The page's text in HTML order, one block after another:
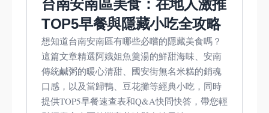
台南安南區美食：在地人激推
TOP5早餐與隱藏小吃全攻略
想知道台南安南區有哪些必嚐的隱藏美食嗎？
這篇文章精選阿娥姐魚羹湯的鮮甜海味、安南
傳統鹹粥的暖心清甜、國安街無名米糕的銷魂
口感，以及當歸鴨、豆花攤等經典小吃，同時
提供TOP5早餐速查表和Q&A快問快答，帶您輕